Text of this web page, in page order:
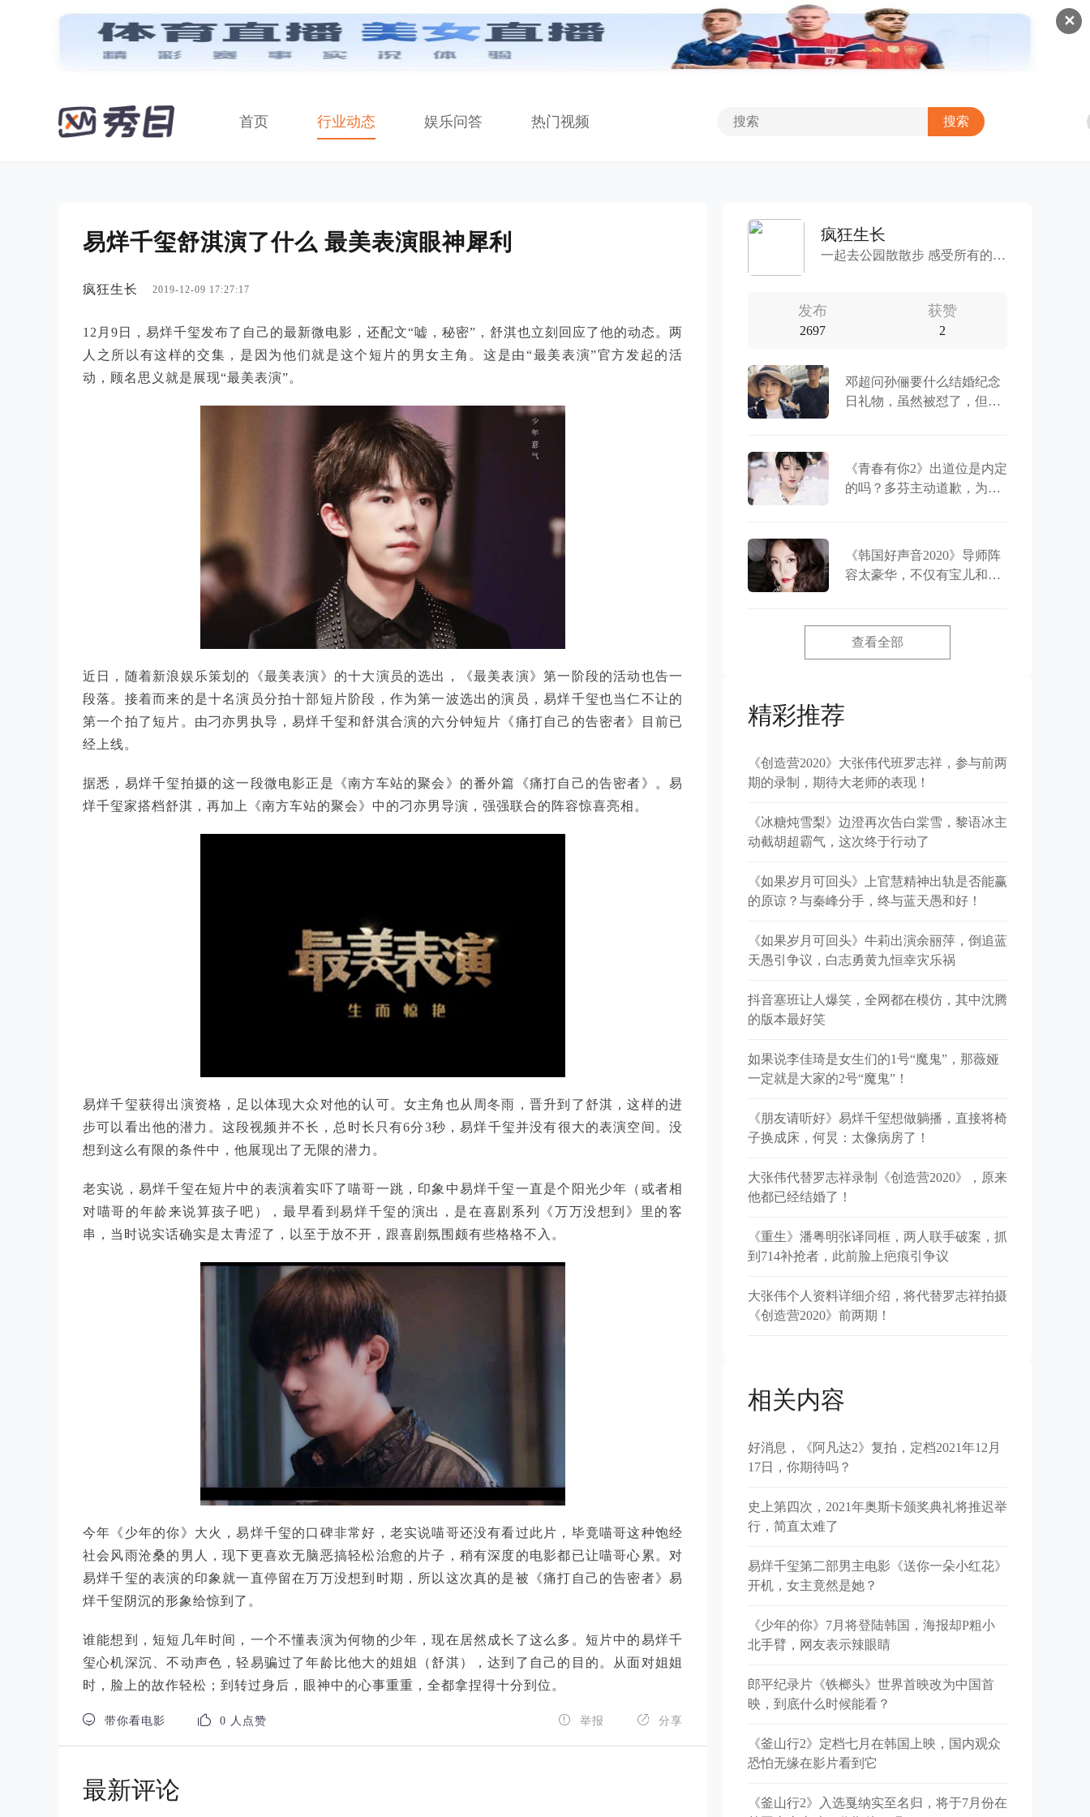
✕
首页 行业动态 娱乐问答 热门视频
易烊千玺舒淇演了什么 最美表演眼神犀利
疯狂生长 2019-12-09 17:27:17
12月9日，易烊千玺发布了自己的最新微电影，还配文“嘘，秘密”，舒淇也立刻回应了他的动态。两
人之所以有这样的交集，是因为他们就是这个短片的男女主角。这是由“最美表演”官方发起的活
动，顾名思义就是展现“最美表演”。
近日，随着新浪娱乐策划的《最美表演》的十大演员的选出，《最美表演》第一阶段的活动也告一
段落。接着而来的是十名演员分拍十部短片阶段，作为第一波选出的演员，易烊千玺也当仁不让的
第一个拍了短片。由刁亦男执导，易烊千玺和舒淇合演的六分钟短片《痛打自己的告密者》目前已
经上线。
据悉，易烊千玺拍摄的这一段微电影正是《南方车站的聚会》的番外篇《痛打自己的告密者》。易
烊千玺家搭档舒淇，再加上《南方车站的聚会》中的刁亦男导演，强强联合的阵容惊喜亮相。
易烊千玺获得出演资格，足以体现大众对他的认可。女主角也从周冬雨，晋升到了舒淇，这样的进
步可以看出他的潜力。这段视频并不长，总时长只有6分3秒，易烊千玺并没有很大的表演空间。没
想到这么有限的条件中，他展现出了无限的潜力。
老实说，易烊千玺在短片中的表演着实吓了喵哥一跳，印象中易烊千玺一直是个阳光少年（或者相
对喵哥的年龄来说算孩子吧），最早看到易烊千玺的演出，是在喜剧系列《万万没想到》里的客
串，当时说实话确实是太青涩了，以至于放不开，跟喜剧氛围颇有些格格不入。
今年《少年的你》大火，易烊千玺的口碑非常好，老实说喵哥还没有看过此片，毕竟喵哥这种饱经
社会风雨沧桑的男人，现下更喜欢无脑恶搞轻松治愈的片子，稍有深度的电影都已让喵哥心累。对
易烊千玺的表演的印象就一直停留在万万没想到时期，所以这次真的是被《痛打自己的告密者》易
烊千玺阴沉的形象给惊到了。
谁能想到，短短几年时间，一个不懂表演为何物的少年，现在居然成长了这么多。短片中的易烊千
玺心机深沉、不动声色，轻易骗过了年龄比他大的姐姐（舒淇），达到了自己的目的。从面对姐姐
时，脸上的故作轻松；到转过身后，眼神中的心事重重，全都拿捏得十分到位。
 带你看电影  0 人点赞  分享
 举报
最新评论
疯狂生长
一起去公园散散步 感受所有的风和阳光
发布
2697
获赞
2
邓超问孙俪要什么结婚纪念
日礼物，虽然被怼了，但两
《青春有你2》出道位是内定
的吗？多芬主动道歉，为刘
《韩国好声音2020》导师阵
容太豪华，不仅有宝儿和成
查看全部
精彩推荐
《创造营2020》大张伟代班罗志祥，参与前两
期的录制，期待大老师的表现！
《冰糖炖雪梨》边澄再次告白棠雪，黎语冰主
动截胡超霸气，这次终于行动了
《如果岁月可回头》上官慧精神出轨是否能赢
的原谅？与秦峰分手，终与蓝天愚和好！
《如果岁月可回头》牛莉出演余丽萍，倒追蓝
天愚引争议，白志勇黄九恒幸灾乐祸
抖音塞班让人爆笑，全网都在模仿，其中沈腾
的版本最好笑
如果说李佳琦是女生们的1号“魔鬼”，那薇娅
一定就是大家的2号“魔鬼”！
《朋友请听好》易烊千玺想做躺播，直接将椅
子换成床，何炅：太像病房了！
大张伟代替罗志祥录制《创造营2020》，原来
他都已经结婚了！
《重生》潘粤明张译同框，两人联手破案，抓
到714补抢者，此前脸上疤痕引争议
大张伟个人资料详细介绍，将代替罗志祥拍摄
《创造营2020》前两期！
相关内容
好消息，《阿凡达2》复拍，定档2021年12月
17日，你期待吗？
史上第四次，2021年奥斯卡颁奖典礼将推迟举
行，简直太难了
易烊千玺第二部男主电影《送你一朵小红花》
开机，女主竟然是她？
《少年的你》7月将登陆韩国，海报却P粗小
北手臂，网友表示辣眼睛
郎平纪录片《铁榔头》世界首映改为中国首
映，到底什么时候能看？
《釜山行2》定档七月在韩国上映，国内观众
恐怕无缘在影片看到它
《釜山行2》入选戛纳实至名归，将于7月份在